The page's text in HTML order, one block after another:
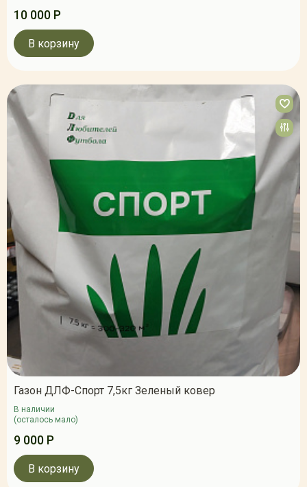
10 000 Р
В корзину
Газон ДЛФ-Спорт 7,5кг Зеленый ковер
В наличии
(осталось мало)
9 000 Р
В корзину